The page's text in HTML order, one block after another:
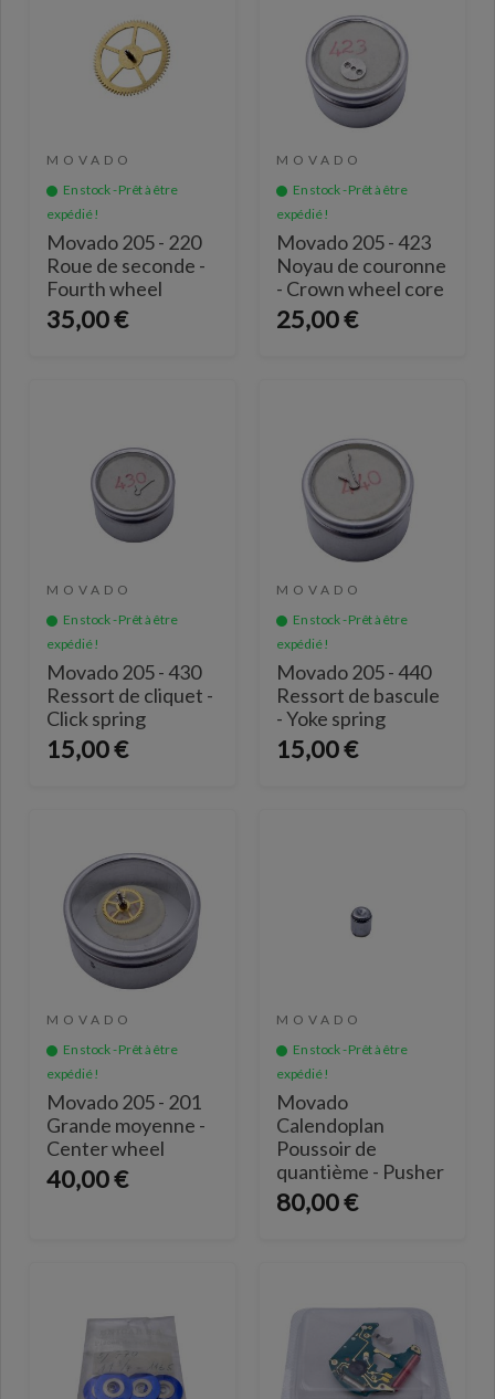
MOVADO
En stock - Prêt à être
expédié !
Movado 205 - 220
Roue de seconde -
Fourth wheel
35,00 €
MOVADO
En stock - Prêt à être
expédié !
Movado 205 - 423
Noyau de couronne
- Crown wheel core
25,00 €
MOVADO
En stock - Prêt à être
expédié !
Movado 205 - 430
Ressort de cliquet -
Click spring
15,00 €
MOVADO
En stock - Prêt à être
expédié !
Movado 205 - 440
Ressort de bascule
- Yoke spring
15,00 €
MOVADO
En stock - Prêt à être
expédié !
Movado 205 - 201
Grande moyenne -
Center wheel
40,00 €
MOVADO
En stock - Prêt à être
expédié !
Movado
Calendoplan
Poussoir de
quantième - Pusher
80,00 €